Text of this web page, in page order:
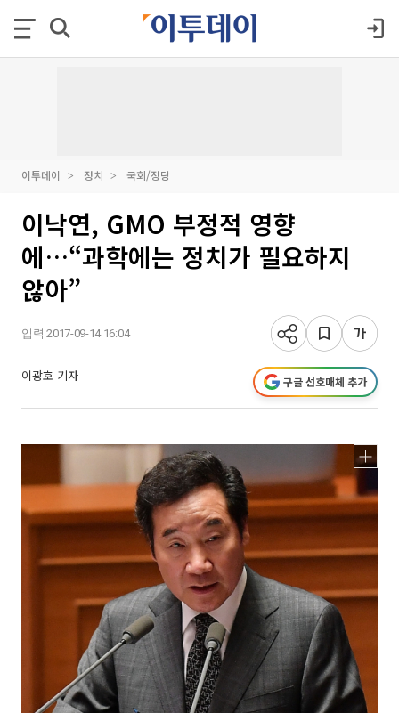
이투데이 정치 국회/정당
이낙연, GMO 부정적 영향
에…“과학에는 정치가 필요하지
않아”
입력 2017-09-14 16:04
이광호 기자 구글 선호매체 추가